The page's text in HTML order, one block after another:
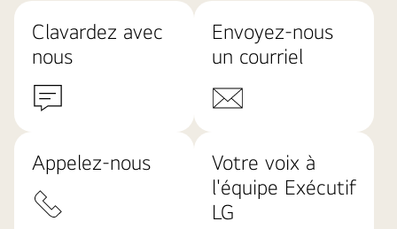
Clavardez avec
nous
Envoyez-nous
un courriel
Appelez-nous
Votre voix à
l'équipe Exécutif
LG